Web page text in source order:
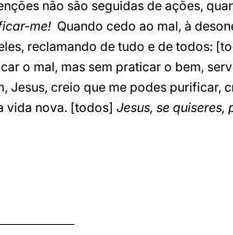
não são seguidas de ações,
me!Quando cedo ao mal, à
reclamando de tudo e de todos:
o mal, mas sem praticar o bem,
Jesus, creio que me podes purificar,
vida nova. [todos] Jesus, se quiseres,